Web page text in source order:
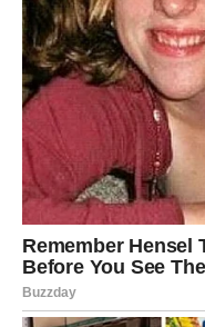
VODOLIJA
Ako postoji znak
iznenađenja, onda je
pripadnike ovog
predvidjeti.
Vodolije često djeluju
mnogo pitanja i
pripadnici ovog znaka
života. Nisu bili